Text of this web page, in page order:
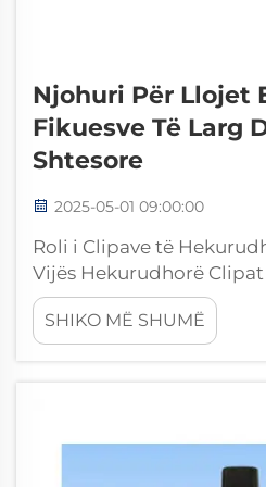
Njohuri Për Llojet
Fikuesve Të Larg
Shtesore
2025-05-01 09:00:00
Roli i Clipave të
Vijës Hekurudhorë
një rol shumë të
vijave hekurudhore të
Këto pjesë të vogla por
SHIKO MË SHUMË